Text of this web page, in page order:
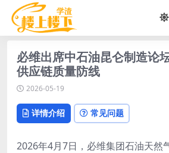
必维出席中石油昆仑制造论
供应链质量防线
2026-05-19
详情介绍 常见问题
2026年4月7日，必维集团石油天然